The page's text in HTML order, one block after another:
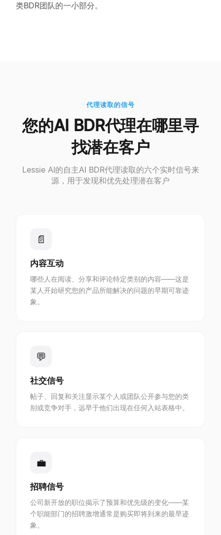
类BDR团队的一小部分。
代理读取的信号
您的AI BDR代理在哪里寻
找潜在客户
Lessie AI的自主AI BDR代理读取的六个实时信号来
源，用于发现和优先处理潜在客户
📄
内容互动
哪些人在阅读、分享和评论特定类别的内容——这是
某人开始研究您的产品所能解决的问题的早期可靠迹
象。
💬
社交信号
帖子、回复和关注显示某个人或团队公开参与您的类
别或竞争对手，远早于他们出现在任何入站表格中。
💼
招聘信号
公司新开放的职位揭示了预算和优先级的变化——某
个职能部门的招聘激增通常是购买即将到来的最早迹
象。